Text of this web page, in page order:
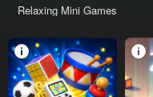
Relaxing Mini Games